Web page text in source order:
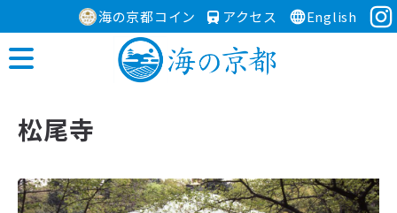
海の京都コイン アクセス English
松尾寺